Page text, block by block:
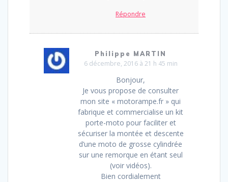
Répondre
Philippe MARTIN
6 décembre, 2016 à 21 h 45 min
Bonjour,
Je vous propose de consulter
mon site « motorampe.fr » qui
fabrique et commercialise un kit
porte-moto pour faciliter et
sécuriser la montée et descente
d’une moto de grosse cylindrée
sur une remorque en étant seul
(voir vidéos).
Bien cordialement